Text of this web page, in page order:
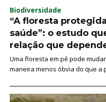
Biodiversidade
“A floresta
saúde”: o estudo
relação que
Uma floresta em pé pode
maneira menos óbvia do que a